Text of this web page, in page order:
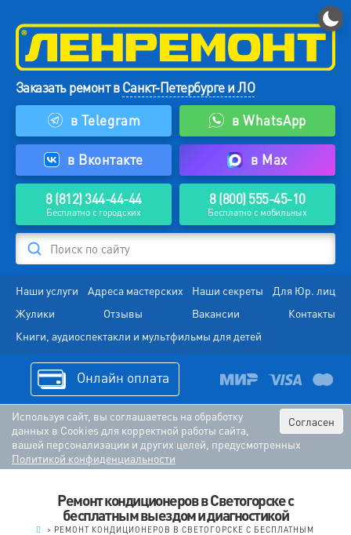
Заказать ремонт вСанкт-Петербурге и ЛО
в Telegram
в WhatsApp
в Вконтакте в Max
8 (812) 344-44-44
Бесплатно с городских
8 (800) 555-45-10
Бесплатно с мобильных
Поиск по сайту
Наши услуги Адреса мастерских Наши секреты
Для Юр. лиц
Жулики
Отзывы Вакансии
Контакты
Книги, аудиоспектакли и мультфильмы для детей
Онлайн оплата
Согласен
Используя сайт, вы соглашаетесь на обработку
данных в Cookies для корректной работы сайта,
вашей персонализации и других целей, предусмотренных
Политикой конфиденциальности
Ремонт кондиционеров в Светогорске с
бесплатным выездом и диагностикой
> РЕМОНТ КОНДИЦИОНЕРОВ В СВЕТОГОРСКЕ С БЕСПЛАТНЫМ